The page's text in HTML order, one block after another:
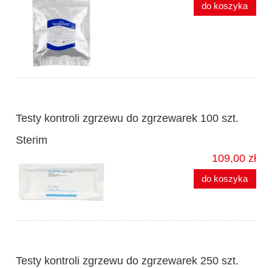
do koszyka
Testy kontroli zgrzewu do zgrzewarek 100 szt.
Sterim
109,00 zł
do koszyka
Testy kontroli zgrzewu do zgrzewarek 250 szt.